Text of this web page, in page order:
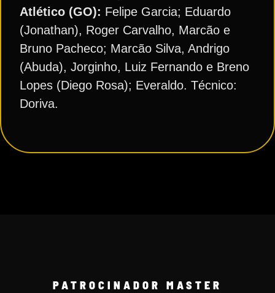
Atlético (GO): Felipe Garcia; Eduardo
(Jonathan), Roger Carvalho, Marcão e
Bruno Pacheco; Marcão Silva, Andrigo
(Abuda), Jorginho, Luiz Fernando e Breno
Lopes (Diego Rosa); Everaldo. Técnico:
Doriva.
PATROCINADOR MASTER